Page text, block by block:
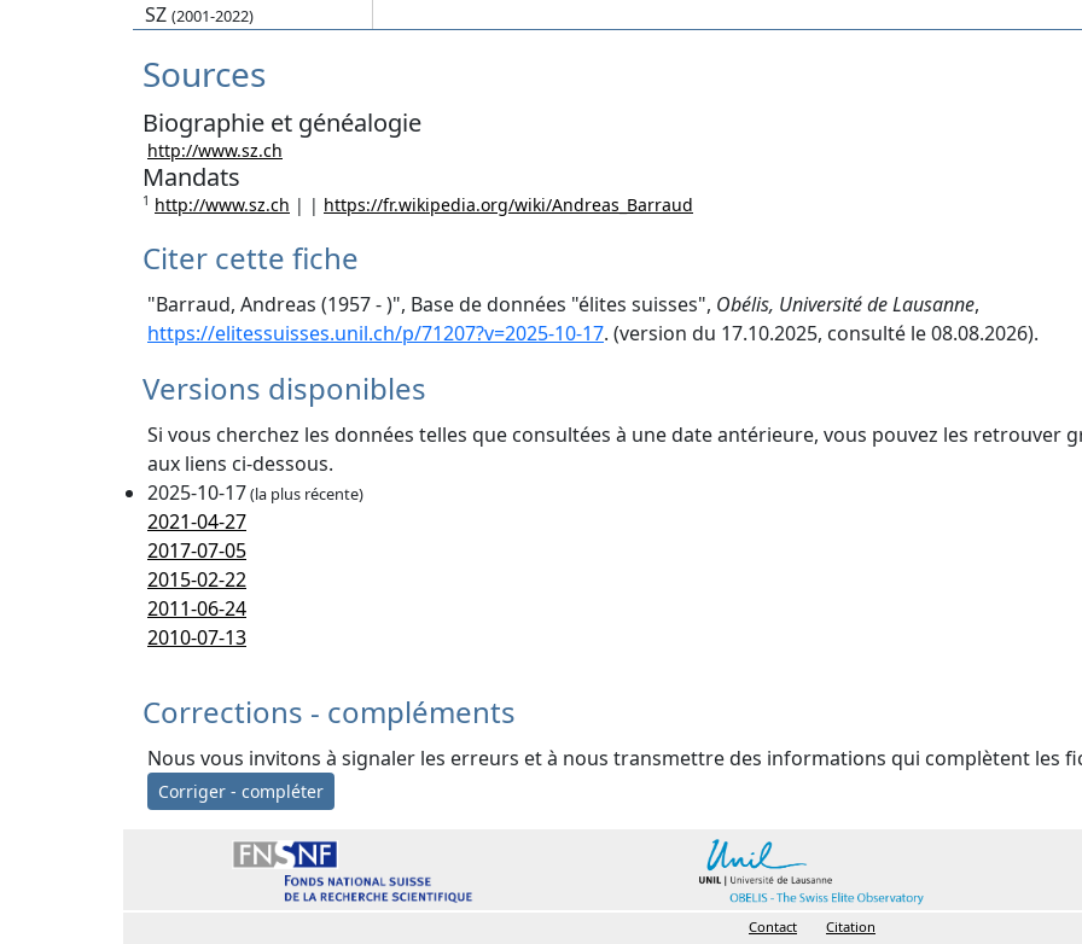
SZ (2001-2022)
Sources
Biographie et généalogie
http://www.sz.ch
Mandats
1 http://www.sz.ch | | https://fr.wikipedia.org/wiki/Andreas_Barraud
Citer cette fiche
"Barraud, Andreas (1957 - )", Base de données "élites suisses", Obélis, Université de Lausanne,
https://elitessuisses.unil.ch/p/71207?v=2025-10-17. (version du 17.10.2025, consulté le 08.08.2026).
Versions disponibles
Si vous cherchez les données telles que consultées à une date antérieure, vous pouvez les retrouver
aux liens ci-dessous.
2025-10-17(la plus récente)
2021-04-27
2017-07-05
2015-02-22
2011-06-24
2010-07-13
Corrections - compléments
Nous vous invitons à signaler les erreurs et à nous transmettre des informations qui complètent les
Corriger - compléter
Contact Citation